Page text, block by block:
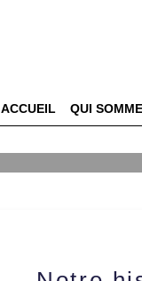
ACCUEIL QUI